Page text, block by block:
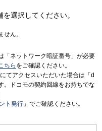
選択してください。
ん。
「ネットワーク暗証番号」が必要
ちら をご確認ください。
てアクセスいただいた場合は「d
。ドコモの契約回線をお持ちでな
ト発行 」でご確認ください。